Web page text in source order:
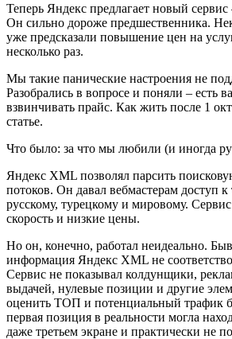
Теперь Яндекс предлагает новый сервис
Он сильно дороже предшественника.
уже предсказали повышение цен на
несколько раз.
Мы такие панические настроения не
Разобрались в вопросе и поняли – есть
взвинчивать прайс. Как жить после 1
статье.
Что было: за что мы любили (и иногда
Яндекс XML позволял парсить
потоков. Он давал вебмастерам доступ
русскому, турецкому и мировому.
скорость и низкие цены.
Но он, конечно, работал неидеально.
информация Яндекс XML не
Сервис не показывал колдунщики,
выдачей, нулевые позиции и другие
оценить ТОП и потенциальный трафик
первая позиция в реальности могла
даже третьем экране и практически не